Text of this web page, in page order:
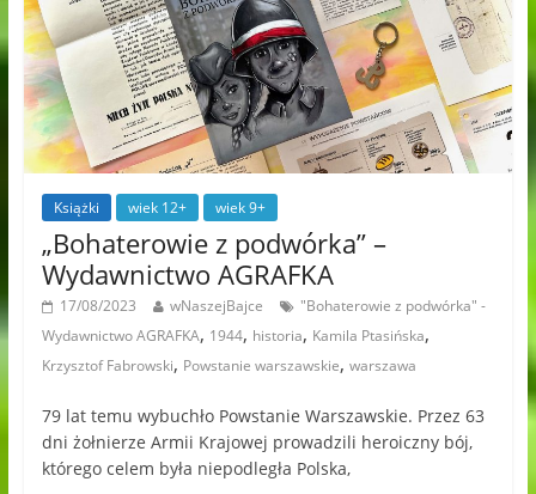
Książki wiek 12+ wiek 9+
„Bohaterowie z podwórka” –
Wydawnictwo AGRAFKA
17/08/2023 wNaszejBajce
"Bohaterowie z podwórka" -
Wydawnictwo AGRAFKA, 1944, historia, Kamila Ptasińska,
Krzysztof Fabrowski, Powstanie warszawskie, warszawa
79 lat temu wybuchło Powstanie Warszawskie. Przez 63
dni żołnierze Armii Krajowej prowadzili heroiczny bój,
którego celem była niepodległa Polska,